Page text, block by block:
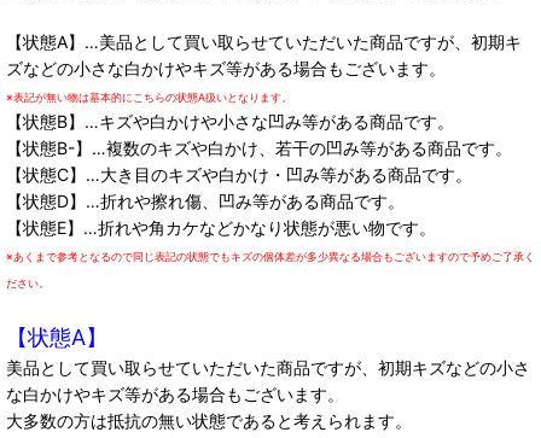
【状態A】…美品として買い取らせていただいた商品ですが、初期キ
ズなどの小さな白かけやキズ等がある場合もございます。
※表記が無い物は基本的にこちらの状態A扱いとなります。
【状態B】…キズや白かけや小さな凹み等がある商品です。
【状態B-】…複数のキズや白かけ、若干の凹み等がある商品です。
【状態C】…大き目のキズや白かけ・凹み等がある商品です。
【状態D】…折れや擦れ傷、凹み等がある商品です。
【状態E】…折れや角カケなどかなり状態が悪い物です。
※あくまで参考となるので同じ表記の状態でもキズの個体差が多少異なる場合もございますので予めご了承く
ださい。
【状態A】
美品として買い取らせていただいた商品ですが、初期キズなどの小さ
な白かけやキズ等がある場合もございます。
大多数の方は抵抗の無い状態であると考えられます。